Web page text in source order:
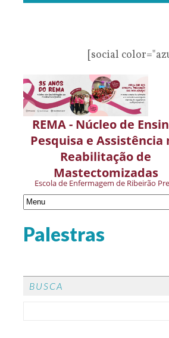
[social
REMA - Núcleo de
Pesquisa e Assistência
Reabilitação de
Mastectomizadas
Escola de Enfermagem de Ribeirão
Palestras
BUSCA